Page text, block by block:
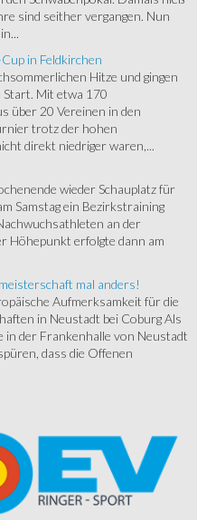
sind seither vergangen. Nun
in Feldkirchen
Hitze und gingen
Start. Mit etwa 170
über 20 Vereinen in den
trotz der hohen
direkt niedriger waren,...
wieder Schauplatz für
Samstag ein Bezirkstraining
an der
Höhepunkt erfolgte dann am
mal anders!
Aufmerksamkeit für die
in Neustadt bei Coburg Als
in der Frankenhalle von Neustadt
dass die Offenen